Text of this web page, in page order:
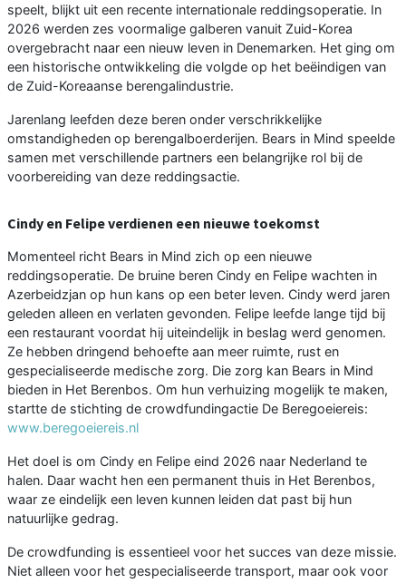
speelt, blijkt uit een recente internationale reddingsoperatie. In
2026 werden zes voormalige galberen vanuit Zuid-Korea
overgebracht naar een nieuw leven in Denemarken. Het ging om
een historische ontwikkeling die volgde op het beëindigen van
de Zuid-Koreaanse berengalindustrie.
Jarenlang leefden deze beren onder verschrikkelijke
omstandigheden op berengalboerderijen. Bears in Mind speelde
samen met verschillende partners een belangrijke rol bij de
voorbereiding van deze reddingsactie.
Cindy en Felipe verdienen een nieuwe toekomst
Momenteel richt Bears in Mind zich op een nieuwe
reddingsoperatie. De bruine beren Cindy en Felipe wachten in
Azerbeidzjan op hun kans op een beter leven. Cindy werd jaren
geleden alleen en verlaten gevonden. Felipe leefde lange tijd bij
een restaurant voordat hij uiteindelijk in beslag werd genomen.
Ze hebben dringend behoefte aan meer ruimte, rust en
gespecialiseerde medische zorg. Die zorg kan Bears in Mind
bieden in Het Berenbos. Om hun verhuizing mogelijk te maken,
startte de stichting de crowdfundingactie De Beregoeiereis:
www.beregoeiereis.nl
Het doel is om Cindy en Felipe eind 2026 naar Nederland te
halen. Daar wacht hen een permanent thuis in Het Berenbos,
waar ze eindelijk een leven kunnen leiden dat past bij hun
natuurlijke gedrag.
De crowdfunding is essentieel voor het succes van deze missie.
Niet alleen voor het gespecialiseerde transport, maar ook voor